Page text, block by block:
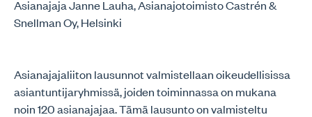
Asianajaja Janne Lauha, Asianajotoimisto Castrén &
Snellman Oy, Helsinki
Asianajajaliiton lausunnot valmistellaan oikeudellisissa
asiantuntijaryhmissä, joiden toiminnassa on mukana
noin 120 asianajajaa. Tämä lausunto on valmisteltu